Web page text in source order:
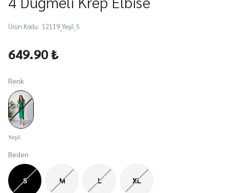
Ürün Kodu: 12119_Yeşil_S
649.90 ₺
Renk
Yeşil
Beden
S M L XL